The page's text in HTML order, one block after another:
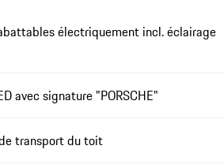
électriquement incl. éclairage
avec signature "PORSCHE"
transport du toit